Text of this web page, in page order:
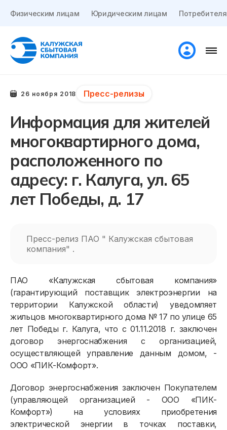
Физическим лицам Юридическим лицам
26 ноября 2018 Пресс-релизы
Информация для жителей
многоквартирного дома,
расположенного по
адресу: г. Калуга, ул. 65
лет Победы, д. 17
Пресс-релиз ПАО " Калужская сбытовая
компания" .
ПАО «Калужская сбытовая компания»
(гарантирующий поставщик электроэнергии на
территории Калужской области) уведомляет
жильцов многоквартирного дома № 17 по улице 65
лет Победы г. Калуга, что с 01.11.2018 г. заключен
договор энергоснабжения с организацией,
осуществляющей управление данным домом, -
ООО «ПИК-Комфорт».
Договор энергоснабжения заключен Покупателем
(управляющей организацией - ООО «ПИК-
Комфорт») на условиях приобретения
электрической энергии в точках поставки,